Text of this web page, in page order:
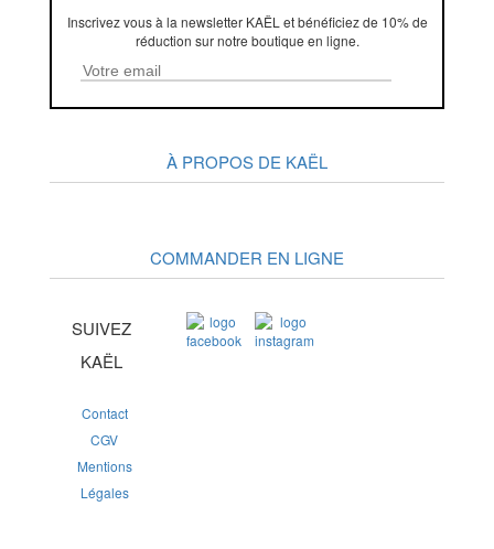
COMMANDER EN LIGNE
À PROPOS DE KAËL
Inscrivez vous à la newsletter KAËL et bénéficiez de 10% de
réduction sur notre boutique en ligne.
Contact
CGV
Mentions
Légales
SUIVEZ
KAËL